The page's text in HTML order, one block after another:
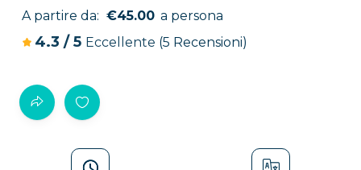
A partire da: €45.00 a persona
4.3 /5 Eccellente (5 Recensioni)